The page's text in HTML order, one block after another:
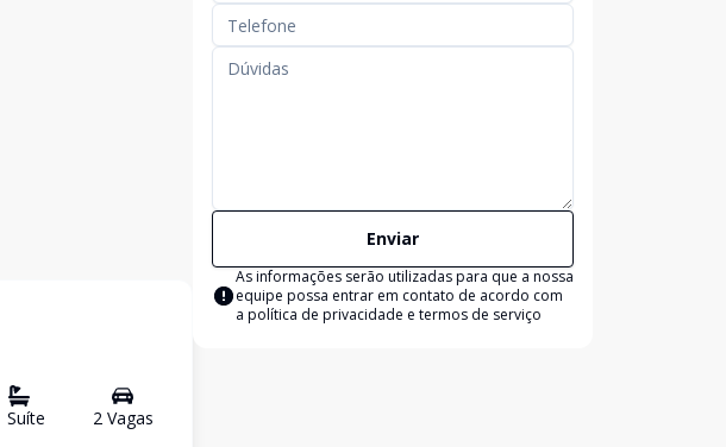
Suíte 2Vagas
Enviar
As informações serão utilizadas para que a nossa
equipe possa entrar em contato de acordo com
a política de privacidade e termos de serviço